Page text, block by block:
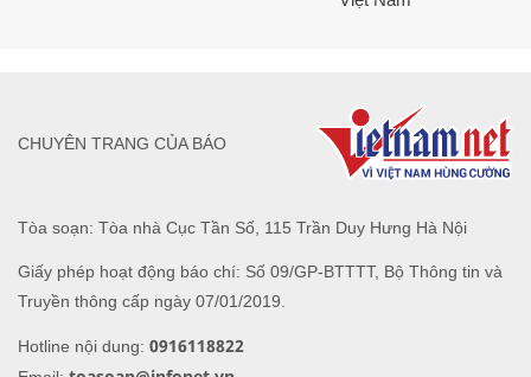
Tòa soạn: Tòa nhà Cục Tần Số, 115 Trần Duy Hưng Hà Nội
Giấy phép hoạt động báo chí: Số 09/GP-BTTTT, Bộ Thông tin và
Truyền thông cấp ngày 07/01/2019.
Hotline nội dung: 0916118822
CHUYÊN TRANG CỦA BÁO